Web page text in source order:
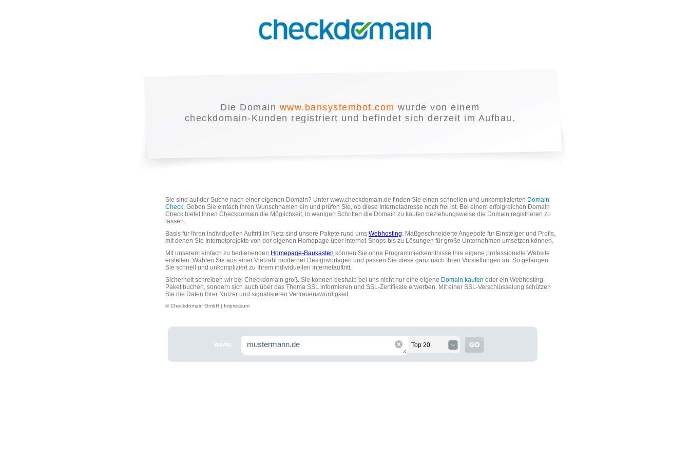
Die Domain www.bansystembot.com wurde von einem
checkdomain-Kunden registriert und befindet sich derzeit im Aufbau.
Sie sind auf der Suche nach einer eigenen Domain? Unter www.checkdomain.de finden Sie einen schnellen und unkomplizierten Domain
Check. Geben Sie einfach Ihren Wunschnamen ein und prüfen Sie, ob diese Internetadresse noch frei ist. Bei einem erfolgreichen Domain
Check bietet Ihnen Checkdomain die Möglichkeit, in wenigen Schritten die Domain zu kaufen beziehungsweise die Domain registrieren zu
lassen.
Basis für Ihren individuellen Auftritt im Netz sind unsere Pakete rund ums Webhosting: Maßgeschneiderte Angebote für Einsteiger und Profis,
mit denen Sie Internetprojekte von der eigenen Homepage über Internet-Shops bis zu Lösungen für große Unternehmen umsetzen können.
Mit unserem einfach zu bedienenden Homepage-Baukasten können Sie ohne Programmierkenntnisse Ihre eigene professionelle Website
erstellen. Wählen Sie aus einer Vielzahl moderner Designvorlagen und passen Sie diese ganz nach Ihren Vorstellungen an. So gelangen
Sie schnell und unkompliziert zu Ihrem individuellen Internetauftritt.
Sicherheit schreiben wir bei Checkdomain groß. Sie können deshalb bei uns nicht nur eine eigene Domain kaufen oder ein Webhosting-
Paket buchen, sondern sich auch über das Thema SSL informieren und SSL-Zertifikate erwerben. Mit einer SSL-Verschlüsselung schützen
Sie die Daten Ihrer Nutzer und signalisieren Vertrauenswürdigkeit.
© Checkdomain GmbH | Impressum
www. Top 20